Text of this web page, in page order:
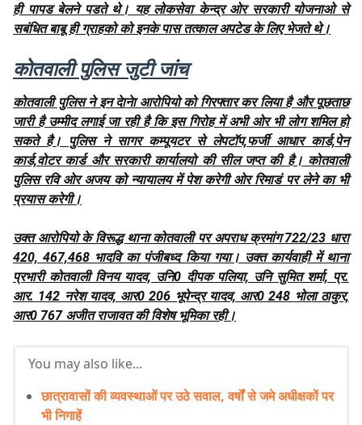
ही पापड बेलने पडते थे। यह लोकसेवा केन्द्र ओर सरकारी योजनाओ से
सबंधित बाबू ही ग्राहको को इनके पास तत्काल अपटेड के लिए भेजते थे।
कोतवाली पुलिस जुटी जांच
कोतवाली पुलिस ने इन देानेा आरोपियो को गिरफ्तार कर लिया है और पूछताछ
जारी है उम्मीद लगाई जा रही है कि इस गिरोह में अभी ओर भी लोग शमिल हो
सकते है। पुलिस ने सागर कम्पूयटर से लेपटॉप,फर्जी आधार कार्ड,पेन
कार्ड,वोटर कार्ड और सरकारी कार्यालयो की सील जप्त की है। कोतवाली
पुलिस रवि ओर अजय को न्यायालय में पेश करेगी ओर रिमाडं पर लेने का भी
प्रयास करेगी।
उक्त आरोपियो के विरूद्ध थाना कोतवाली पर अपराध क्रमांग 722/23 धारा
420, 467,468 भादवि का पंजीबध्द किया गया। उक्त कार्यवाही में थाना
प्रभारी कोतवाली विनय यादव, उनि0 दीपक पलिया, उनि सुमित शर्मा, प्र.
आर. 142 नरेश यादव, आर0 206 भूपेन्द्र यादव, आर0 248 भोला ठाकुर,
आर0 767 अजीत राजावत की विशेष भूमिका रही।
You may also like...
छात्रावासों की व्यवस्थाओं पर उठे सवाल, वर्षों से जमे अधीक्षकों पर
भी निगाहें